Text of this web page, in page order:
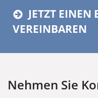
JETZT EINEN
VEREINBAREN
Nehmen Sie